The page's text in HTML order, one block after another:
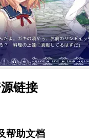
链接
帮助文档